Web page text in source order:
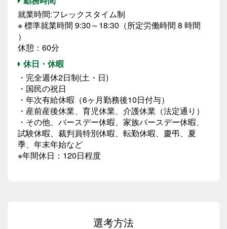
就業時間:フレックスタイム制
※ 標準就業時間 9:30～18:30（所定労働時間 8 時間
）
休憩：60分
休日・休暇
・完全週休2日制(土・日)
・国民の祝日
・年次有給休暇（6ヶ月勤務後10日付与）
・産前産後休業、育児休業、介護休業（法定通り）
・その他、バースデー休暇、家族バースデー休暇、
試験休暇、裁判員特別休暇、転勤休暇、慶弔、夏
季、年末年始など
※年間休日：120日程度
選考方法